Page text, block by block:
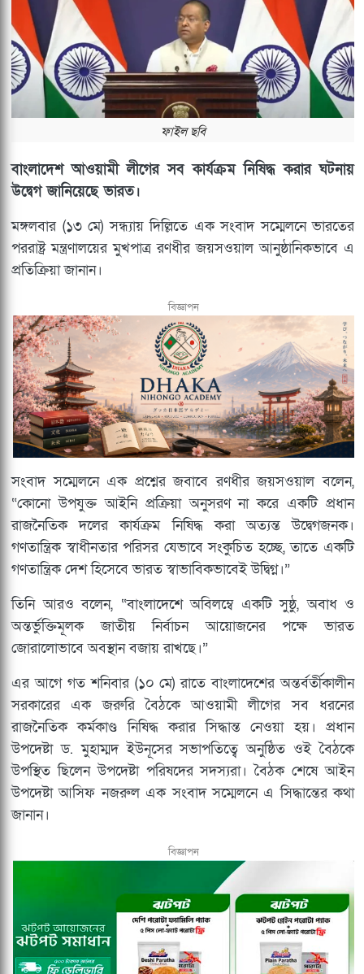
ফাইল ছবি
বাংলাদেশ আওয়ামী লীগের সব কার্যক্রম নিষিদ্ধ করার ঘটনায়
উদ্বেগ জানিয়েছে ভারত।
মঙ্গলবার (১৩ মে) সন্ধ্যায় দিল্লিতে এক সংবাদ সম্মেলনে ভারতের
পররাষ্ট্র মন্ত্রণালয়ের মুখপাত্র রণধীর জয়সওয়াল আনুষ্ঠানিকভাবে এ
প্রতিক্রিয়া জানান।
বিজ্ঞাপন
সংবাদ সম্মেলনে এক প্রশ্নের জবাবে রণধীর জয়সওয়াল বলেন,
“কোনো উপযুক্ত আইনি প্রক্রিয়া অনুসরণ না করে একটি প্রধান
রাজনৈতিক দলের কার্যক্রম নিষিদ্ধ করা অত্যন্ত উদ্বেগজনক।
গণতান্ত্রিক স্বাধীনতার পরিসর যেভাবে সংকুচিত হচ্ছে, তাতে একটি
গণতান্ত্রিক দেশ হিসেবে ভারত স্বাভাবিকভাবেই উদ্বিগ্ন।”
তিনি আরও বলেন, “বাংলাদেশে অবিলম্বে একটি সুষ্ঠু, অবাধ ও
অন্তর্ভুক্তিমূলক জাতীয় নির্বাচন আয়োজনের পক্ষে ভারত
জোরালোভাবে অবস্থান বজায় রাখছে।”
এর আগে গত শনিবার (১০ মে) রাতে বাংলাদেশের অন্তর্বর্তীকালীন
সরকারের এক জরুরি বৈঠকে আওয়ামী লীগের সব ধরনের
রাজনৈতিক কর্মকাণ্ড নিষিদ্ধ করার সিদ্ধান্ত নেওয়া হয়। প্রধান
উপদেষ্টা ড. মুহাম্মদ ইউনূসের সভাপতিত্বে অনুষ্ঠিত ওই বৈঠকে
উপস্থিত ছিলেন উপদেষ্টা পরিষদের সদস্যরা। বৈঠক শেষে আইন
উপদেষ্টা আসিফ নজরুল এক সংবাদ সম্মেলনে এ সিদ্ধান্তের কথা
জানান।
বিজ্ঞাপন